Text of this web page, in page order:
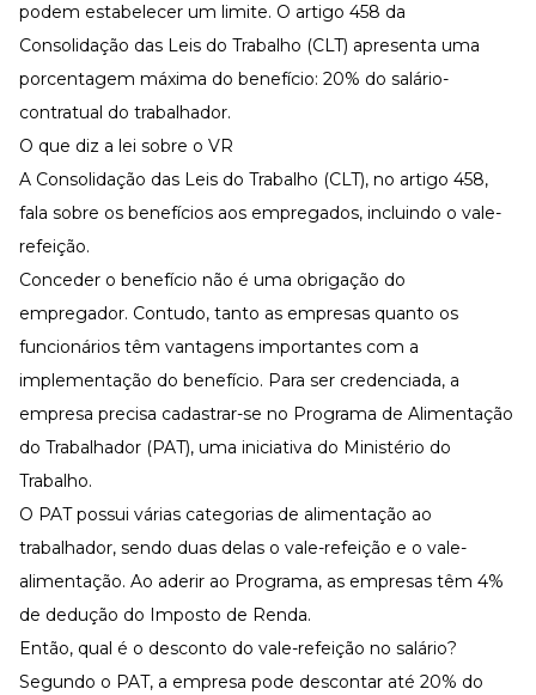
podem estabelecer um limite. O artigo 458 da
Consolidação das Leis do Trabalho (CLT) apresenta uma
porcentagem máxima do benefício: 20% do salário-
contratual do trabalhador.
O que diz a lei sobre o VR
A Consolidação das Leis do Trabalho (CLT), no artigo 458,
fala sobre os benefícios aos empregados, incluindo o vale-
refeição.
Conceder o benefício não é uma obrigação do
empregador. Contudo, tanto as empresas quanto os
funcionários têm vantagens importantes com a
implementação do benefício. Para ser credenciada, a
empresa precisa cadastrar-se no Programa de Alimentação
do Trabalhador (PAT), uma iniciativa do Ministério do
Trabalho.
O PATpossui várias categorias de alimentação ao
trabalhador, sendo duas delas o vale-refeição e o vale-
alimentação. Ao aderir ao Programa, as empresas têm 4%
de dedução do Imposto de Renda.
Então, qual é o desconto do vale-refeição no salário?
Segundo o PAT, a empresa pode descontar até 20% do